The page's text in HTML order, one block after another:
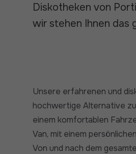
Diskotheken von
wir stehen Ihnen das
Unsere erfahrenen und
hochwertige Alternative
einem komfortablen
Van, mit einem
Von und nach dem